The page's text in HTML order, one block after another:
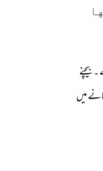
میں